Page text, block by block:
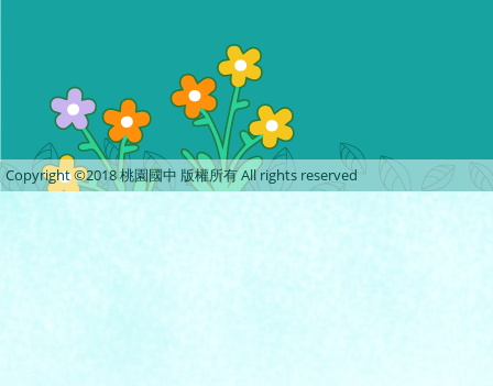
Copyright ©2018 桃園國中 版權所有 All rights reserved